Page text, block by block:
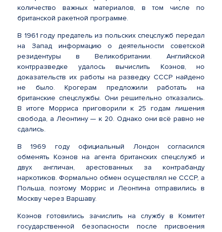
количество важных материалов, в том числе по
британской ракетной программе.
В 1961 году предатель из польских спецслужб передал
на Запад информацию о деятельности советской
резидентуры в Великобритании. Английской
контрразведке удалось вычислить Коэнов, но
доказательств их работы на разведку СССР найдено
не было. Крогерам предложили работать на
британские спецслужбы. Они решительно отказались.
В итоге Морриса приговорили к 25 годам лишения
свобода, а Леонтину — к 20. Однако они всё равно не
сдались.
В 1969 году официальный Лондон согласился
обменять Коэнов на агента британских спецслужб и
двух англичан, арестованных за контрабанду
наркотиков. Формально обмен осуществлял не СССР, а
Польша, поэтому Моррис и Леонтина отправились в
Москву через Варшаву.
Коэнов готовились зачислить на службу в Комитет
государственной безопасности после присвоения